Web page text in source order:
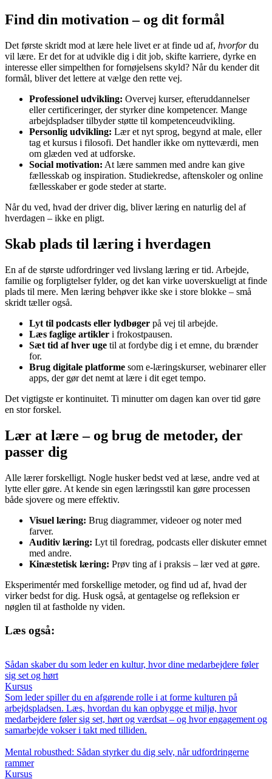
Find din motivation – og dit formål
Det første skridt mod at lære hele livet er at finde ud af, hvorfordu
vil lære. Er det for at udvikle dig i dit job, skifte karriere, dyrke en
interesse eller simpelthen for fornøjelsens skyld? Når du kender dit
formål, bliver det lettere at vælge den rette vej.
Professionel udvikling: Overvej kurser, efteruddannelser
eller certificeringer, der styrker dine kompetencer. Mange
arbejdspladser tilbyder støtte til kompetenceudvikling.
Personlig udvikling: Lær et nyt sprog, begynd at male, eller
tag et kursus i filosofi. Det handler ikke om nytteværdi, men
om glæden ved at udforske.
Social motivation: At lære sammen med andre kan give
fællesskab og inspiration. Studiekredse, aftenskoler og online
fællesskaber er gode steder at starte.
Når du ved, hvad der driver dig, bliver læring en naturlig del af
hverdagen – ikke en pligt.
Skab plads til læring i hverdagen
En af de største udfordringer ved livslang læring er tid. Arbejde,
familie og forpligtelser fylder, og det kan virke uoverskueligt at finde
plads til mere. Men læring behøver ikke ske i store blokke – små
skridt tæller også.
Lyt til podcasts eller lydbøger på vej til arbejde.
Læs faglige artikler i frokostpausen.
Sæt tid af hver uge til at fordybe dig i et emne, du brænder
for.
Brug digitale platforme som e-læringskurser, webinarer eller
apps, der gør det nemt at lære i dit eget tempo.
Det vigtigste er kontinuitet. Ti minutter om dagen kan over tid gøre
en stor forskel.
Lær at lære – og brug de metoder, der
passer dig
Alle lærer forskelligt. Nogle husker bedst ved at læse, andre ved at
lytte eller gøre. At kende sin egen læringsstil kan gøre processen
både sjovere og mere effektiv.
Visuel læring: Brug diagrammer, videoer og noter med
farver.
Auditiv læring: Lyt til foredrag, podcasts eller diskuter emnet
med andre.
Kinæstetisk læring: Prøv ting af i praksis – lær ved at gøre.
Eksperimentér med forskellige metoder, og find ud af, hvad der
virker bedst for dig. Husk også, at gentagelse og refleksion er
nøglen til at fastholde ny viden.
Læs også:
Sådan skaber du som leder en kultur, hvor dine medarbejdere føler
sig set og hørt
Kursus
Som leder spiller du en afgørende rolle i at forme kulturen på
arbejdspladsen. Læs, hvordan du kan opbygge et miljø, hvor
medarbejdere føler sig set, hørt og værdsat – og hvor engagement og
samarbejde vokser i takt med tilliden.
Mental robusthed: Sådan styrker du dig selv, når udfordringerne
rammer
Kursus